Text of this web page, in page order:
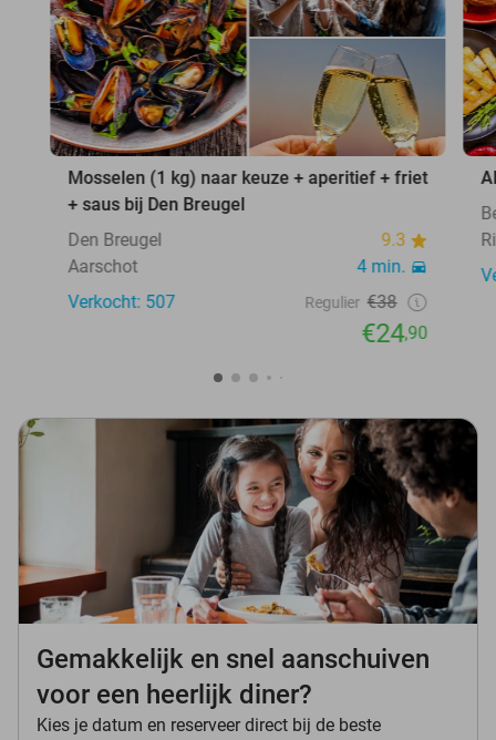
Mosselen (1 kg) naar keuze + aperitief + friet
+ saus bij Den Breugel
Den Breugel
9.3
Aarschot
4 min.
Verkocht: 507
Regulier €38
€24,90
Gemakkelijk en snel aanschuiven
voor een heerlijk diner?
Kies je datum en reserveer direct bij de beste